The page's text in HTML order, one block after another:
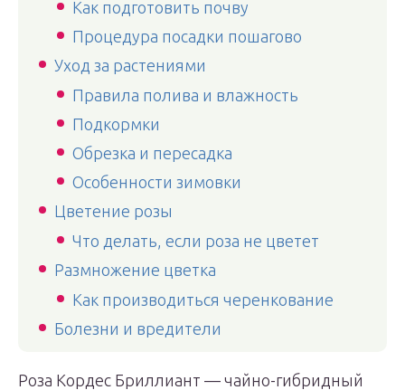
Как подготовить почву
Процедура посадки пошагово
Уход за растениями
Правила полива и влажность
Подкормки
Обрезка и пересадка
Особенности зимовки
Цветение розы
Что делать, если роза не цветет
Размножение цветка
Как производиться черенкование
Болезни и вредители
Роза Кордес Бриллиант — чайно-гибридный